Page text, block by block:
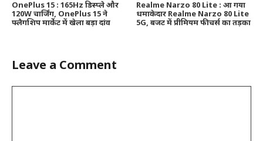
OnePlus 15 : 165Hz डिस्प्ले और
120W चार्जिंग, OnePlus 15 ने
फ्लैगशिप मार्केट में खेला बड़ा दांव
Realme Narzo 80 Lite : आ गया
धमाकेदार Realme Narzo 80 Lite
5G, बजट में प्रीमियम फीचर्स का तड़का
Leave a Comment